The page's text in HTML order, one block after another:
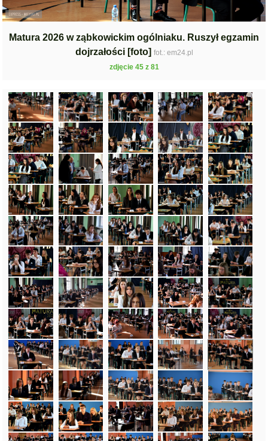
Matura 2026 w ząbkowickim ogólniaku. Ruszył egzamin
dojrzałości [foto] fot.: em24.pl
zdjęcie 45 z 81